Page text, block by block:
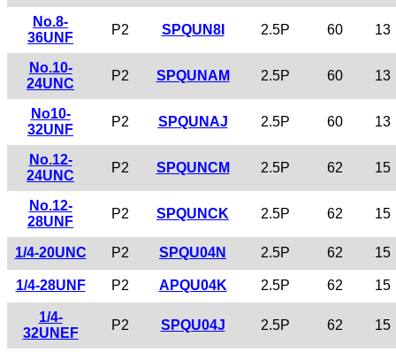
No.8-
36UNF
P2 SPQUN8I 2.5P 60 13
No.10-
24UNC
P2 SPQUNAM 2.5P 60 13
No10-
32UNF
P2 SPQUNAJ 2.5P 60 13
No.12-
24UNC
P2 SPQUNCM 2.5P 62 15
No.12-
28UNF
P2 SPQUNCK 2.5P 62 15
1/4-20UNC P2 SPQU04N 2.5P 62 15
1/4-28UNF P2 APQU04K 2.5P 62 15
1/4-
32UNEF
P2 SPQU04J 2.5P 62 15